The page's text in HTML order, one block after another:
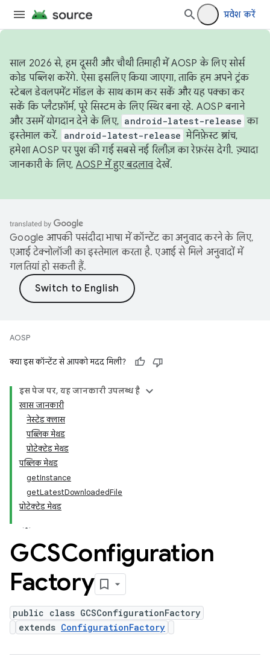
प्रवेश करें
साल 2026 से, हम दूसरी और चौथी तिमाही में AOSP के लिए सोर्स
कोड पब्लिश करेंगे. ऐसा इसलिए किया जाएगा, ताकि हम अपने ट्रंक
स्टेबल डेवलपमेंट मॉडल के साथ काम कर सकें और यह पक्का कर
सकें कि प्लैटफ़ॉर्म, पूरे सिस्टम के लिए स्थिर बना रहे. AOSP बनाने
और उसमें योगदान देने के लिए, android-latest-release का
इस्तेमाल करें.
android-latest-release मेनिफ़ेस्ट ब्रांच,
हमेशा AOSP पर पुश की गई सबसे नई रिलीज़ का रेफ़रंस देगी. ज़्यादा
जानकारी के लिए, AOSP में हुए बदलावदेखें.
Google आपकी पसंदीदा भाषा में कॉन्टेंट का अनुवाद करने के लिए,
एआई टेक्नोलॉजी का इस्तेमाल करता है. एआई से मिले अनुवादों में
गलतियां हो सकती हैं.
AOSP
क्या इस कॉन्टेंट से आपको मदद मिली?
इस पेज पर, यह जानकारी उपलब्ध है
खास जानकारी
नेस्टेड क्लास
पब्लिक मेथड
प्रोटेक्टेड मेथड
पब्लिक मेथड
getInstance
getLatestDownloadedFile
प्रोटेक्टेड मेथड
GCSConfiguration
Factory
public class GCSConfigurationFactory
extends ConfigurationFactory